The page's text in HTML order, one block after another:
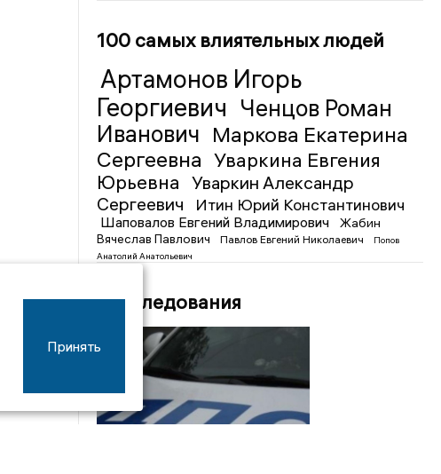
100 самых влиятельных людей
Артамонов Игорь
Георгиевич Ченцов Роман
Иванович Маркова Екатерина
Сергеевна Уваркина Евгения
Юрьевна
Уваркин Александр
Сергеевич
Итин Юрий Константинович
Шаповалов Евгений Владимирович
Жабин
Вячеслав Павлович
Павлов Евгений Николаевич
Попов
Анатолий Анатольевич
Расследования
Принять